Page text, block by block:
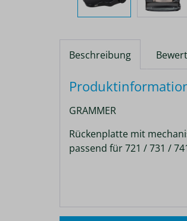
Beschreibung
GRAMMER
Rückenplatte mit
passend für 721 / 731 /